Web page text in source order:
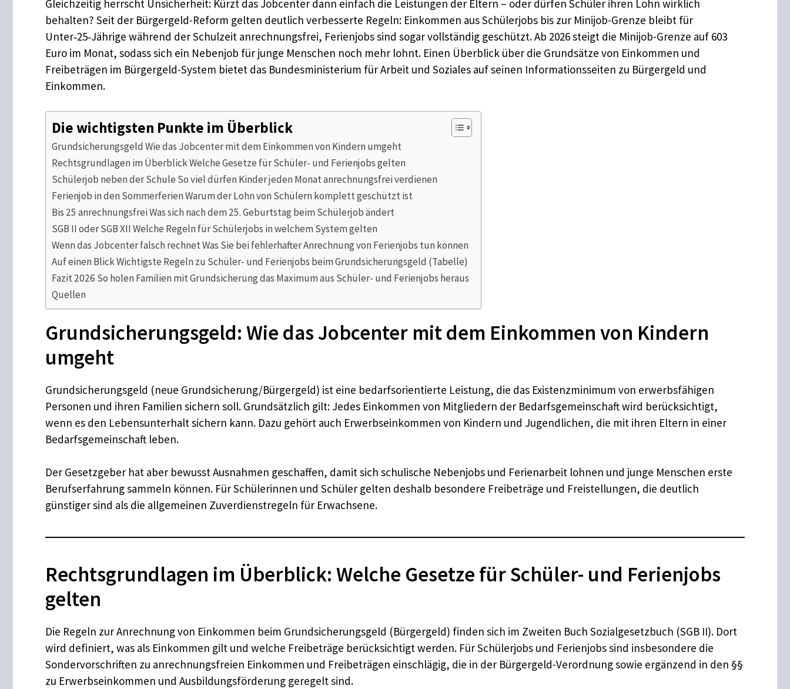
Gleichzeitig herrscht Unsicherheit: Kürzt das Jobcenter dann einfach die Leistungen der Eltern – oder dürfen Schüler ihren Lohn wirklich
behalten? Seit der Bürgergeld-Reform gelten deutlich verbesserte Regeln: Einkommen aus Schülerjobs bis zur Minijob-Grenze bleibt für
Unter‑25‑Jährige während der Schulzeit anrechnungsfrei, Ferienjobs sind sogar vollständig geschützt. Ab 2026 steigt die Minijob-Grenze auf 603
Euro im Monat, sodass sich ein Nebenjob für junge Menschen noch mehr lohnt. Einen Überblick über die Grundsätze von Einkommen und
Freibeträgen im Bürgergeld-System bietet das Bundesministerium für Arbeit und Soziales auf seinen Informationsseiten zu Bürgergeld und
Einkommen.
Die wichtigsten Punkte im Überblick
Grundsicherungsgeld Wie das Jobcenter mit dem Einkommen von Kindern umgeht
Rechtsgrundlagen im Überblick Welche Gesetze für Schüler- und Ferienjobs gelten
Schülerjob neben der Schule So viel dürfen Kinder jeden Monat anrechnungsfrei verdienen
Ferienjob in den Sommerferien Warum der Lohn von Schülern komplett geschützt ist
Bis 25 anrechnungsfrei Was sich nach dem 25. Geburtstag beim Schülerjob ändert
SGB II oder SGB XII Welche Regeln für Schülerjobs in welchem System gelten
Wenn das Jobcenter falsch rechnet Was Sie bei fehlerhafter Anrechnung von Ferienjobs tun können
Auf einen Blick Wichtigste Regeln zu Schüler- und Ferienjobs beim Grundsicherungsgeld (Tabelle)
Fazit 2026 So holen Familien mit Grundsicherung das Maximum aus Schüler- und Ferienjobs heraus
Quellen
Grundsicherungsgeld: Wie das Jobcenter mit dem Einkommen von Kindern
umgeht
Grundsicherungsgeld (neue Grundsicherung/Bürgergeld) ist eine bedarfsorientierte Leistung, die das Existenzminimum von erwerbsfähigen
Personen und ihren Familien sichern soll. Grundsätzlich gilt: Jedes Einkommen von Mitgliedern der Bedarfsgemeinschaft wird berücksichtigt,
wenn es den Lebensunterhalt sichern kann. Dazu gehört auch Erwerbseinkommen von Kindern und Jugendlichen, die mit ihren Eltern in einer
Bedarfsgemeinschaft leben.
Der Gesetzgeber hat aber bewusst Ausnahmen geschaffen, damit sich schulische Nebenjobs und Ferienarbeit lohnen und junge Menschen erste
Berufserfahrung sammeln können. Für Schülerinnen und Schüler gelten deshalb besondere Freibeträge und Freistellungen, die deutlich
günstiger sind als die allgemeinen Zuverdienstregeln für Erwachsene.
Rechtsgrundlagen im Überblick: Welche Gesetze für Schüler- und Ferienjobs
gelten
Die Regeln zur Anrechnung von Einkommen beim Grundsicherungsgeld (Bürgergeld) finden sich im Zweiten Buch Sozialgesetzbuch (SGB II). Dort
wird definiert, was als Einkommen gilt und welche Freibeträge berücksichtigt werden. Für Schülerjobs und Ferienjobs sind insbesondere die
Sondervorschriften zu anrechnungsfreien Einkommen und Freibeträgen einschlägig, die in der Bürgergeld-Verordnung sowie ergänzend in den §§
zu Erwerbseinkommen und Ausbildungsförderung geregelt sind.